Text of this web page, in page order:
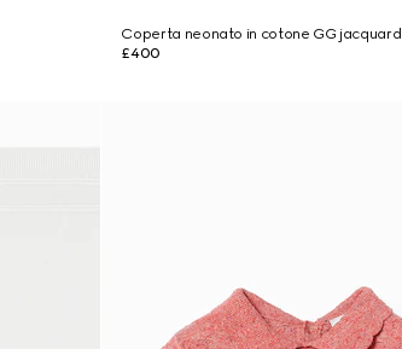
Coperta neonato in cotone GG jacquard
£400